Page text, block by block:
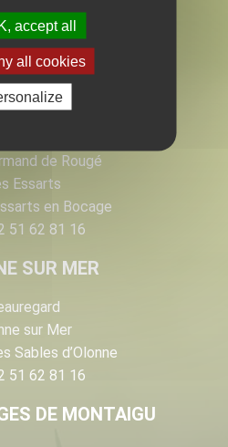
& PEPINÉRISTE
de Rougé
Essarts
en Bocage
51 62 81 16
SUR MER
sur Mer
Sables d’Olonne
51 62 81 16
DE MONTAIGU
accept all
all cookies